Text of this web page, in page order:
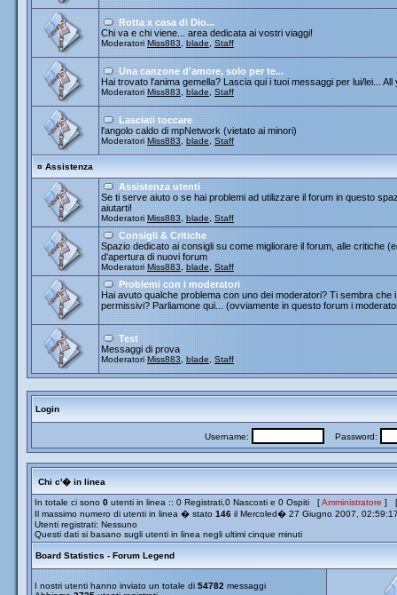
Rotta x casa di Dio...
Chi va e chi viene... area dedicata ai vostri viaggi!
Moderatori Miss883 blade Staff
Una canzone d'amore, solo per te...
Hai trovato l'anima gemella? Lascia qui i tuoi messaggi per lui/lei...
Moderatori Miss883 blade Staff
Lasciati toccare
l'angolo caldo di mpNetwork (vietato ai minori)
Moderatori Miss883 blade Staff
¤ Assistenza
Assistenza utenti
Se ti serve aiuto o se hai problemi ad utilizzare il forum in questo
aiutarti!
Moderatori Miss883 blade Staff
Consigli & Critiche
Spazio dedicato ai consigli su come migliorare il forum, alle critiche
d'apertura di nuovi forum
Moderatori Miss883 blade Staff
Problemi con i moderatori
Hai avuto qualche problema con uno dei moderatori? Ti sembra
permissivi? Parliamone qui... (ovviamente in questo forum i
Test
Messaggi di prova
Moderatori Miss883 blade Staff
Login
Username: Password:
Chi c'� in linea
In totale ci sono 0 utenti in linea :: 0 Registrati,0 Nascosti e 0 Ospiti [Amministratore ]
Il massimo numero di utenti in linea � stato 146 il Mercoled� 27 Giugno 2007,
Utenti registrati: Nessuno
Questi dati si basano sugli utenti in linea negli ultimi cinque minuti
Board Statistics - Forum Legend
I nostri utenti hanno inviato un totale di 54782 messaggi